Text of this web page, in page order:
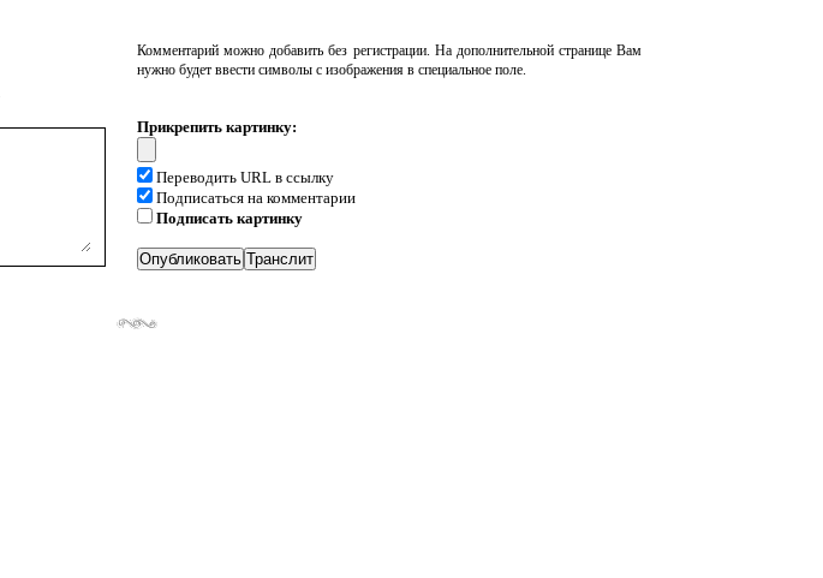
Комментарий можно добавить без регистрации. На дополнительной странице Вам
нужно будет ввести символы с изображения в специальное поле.
Прикрепить картинку:
Переводить URL в ссылку
Подписаться на комментарии
Подписать картинку